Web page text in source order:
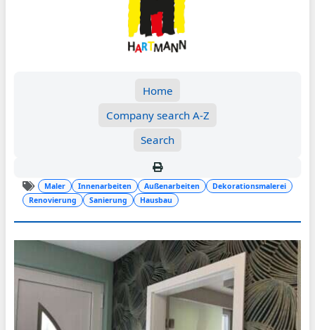
Home
Company search A-Z
Search
Maler Innenarbeiten Außenarbeiten
Dekorationsmalerei
Renovierung
Sanierung Hausbau